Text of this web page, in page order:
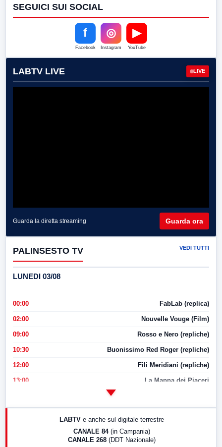
SEGUICI SUI SOCIAL
f
Facebook
◎
Instagram
▶
YouTube
LABTV LIVE LIVE
Guarda la diretta streaming Guarda ora
PALINSESTO TV VEDI TUTTI
LUNEDI 03/08
00:00 FabLab (replica)
02:00 Nouvelle Vouge (Film)
09:00 Rosso e Nero (repliche)
10:30 Buonissimo Red Roger (repliche)
12:00 Fili Meridiani (repliche)
13:00 La Mappa dei Piaceri
17:00 LabNews (replica)
LABTV e anche sul digitale terrestre
CANALE 84 (in Campania)
CANALE 268 (DDT Nazionale)